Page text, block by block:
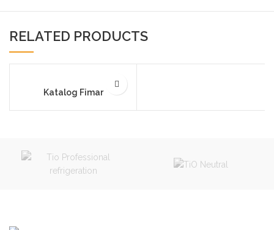
RELATED PRODUCTS
Katalog Fimar